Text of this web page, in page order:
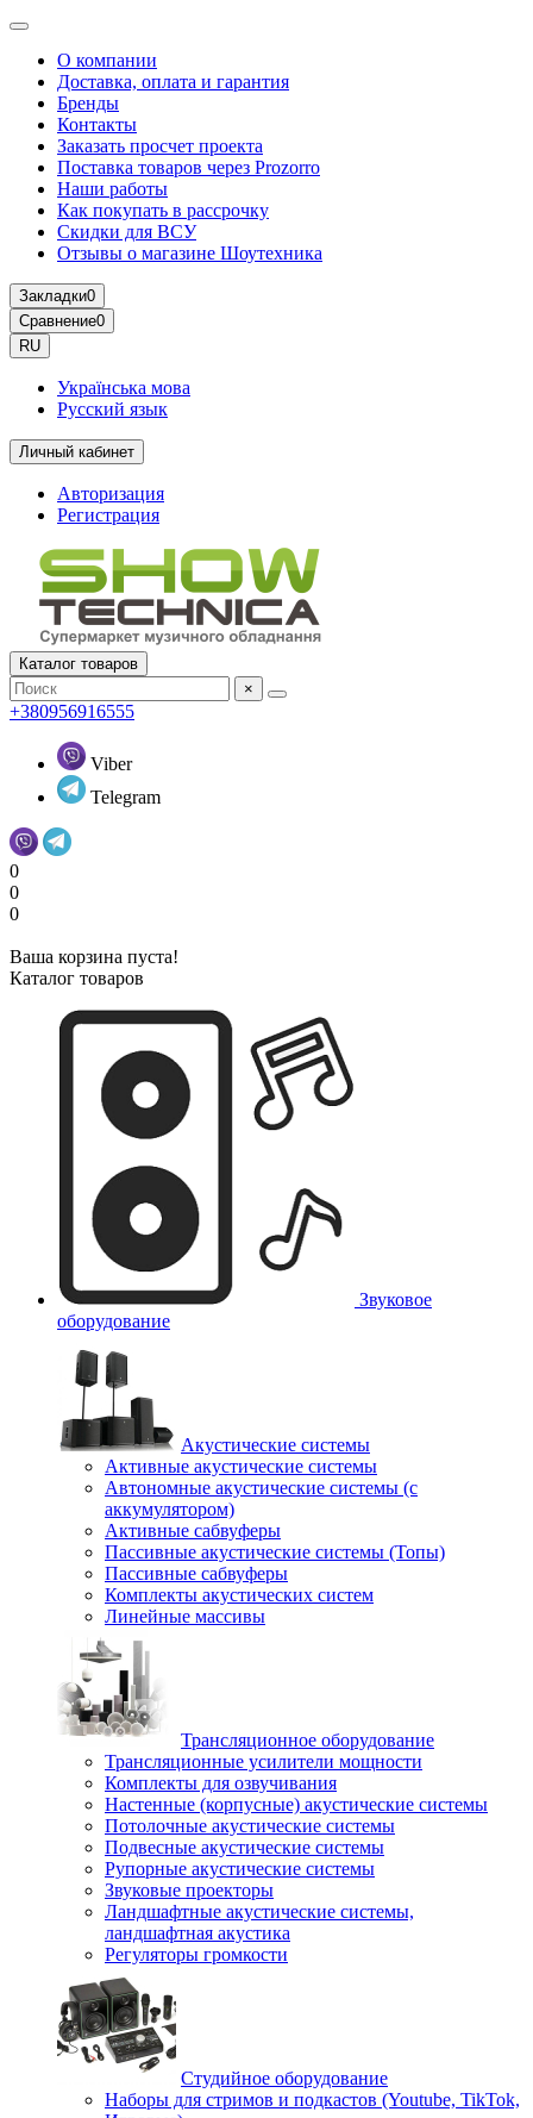
О компании
Доставка, оплата и гарантия
Бренды
Контакты
Заказать просчет проекта
Поставка товаров через Prozorro
Наши работы
Как покупать в рассрочку
Скидки для ВСУ
Отзывы о магазине Шоутехника
Закладки0
Сравнение0
RU
Українська мова
Русский язык
Личный кабинет
Авторизация
Регистрация
Каталог товаров
×
+380956916555
Viber
Telegram
0
0
0
Ваша корзина пуста!
Каталог товаров
Звуковое
оборудование
Акустические системы
Активные акустические системы
Автономные акустические системы (с
аккумулятором)
Активные сабвуферы
Пассивные акустические системы (Топы)
Пассивные сабвуферы
Комплекты акустических систем
Линейные массивы
Трансляционное оборудование
Трансляционные усилители мощности
Комплекты для озвучивания
Настенные (корпусные) акустические системы
Потолочные акустические системы
Подвесные акустические системы
Рупорные акустические системы
Звуковые проекторы
Ландшафтные акустические системы,
ландшафтная акустика
Регуляторы громкости
Студийное оборудование
Наборы для стримов и подкастов (Youtube, TikTok,